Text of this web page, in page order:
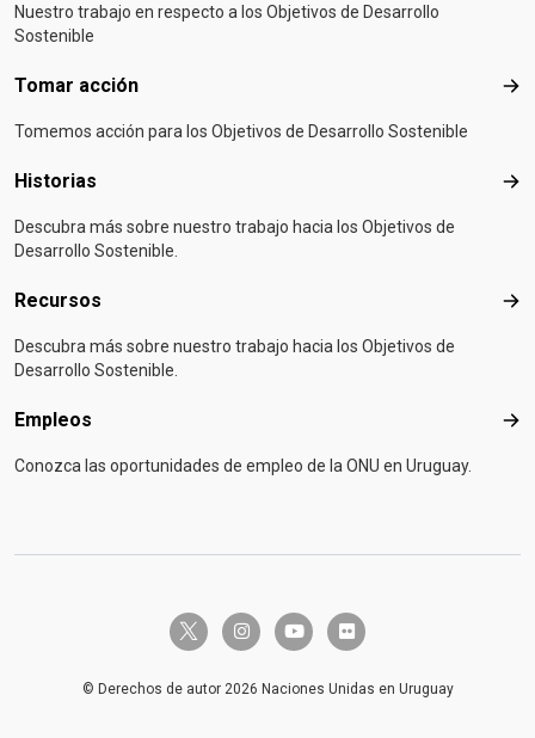
Nuestro trabajo en respecto a los Objetivos de Desarrollo
Sostenible
Tomar acción
Tomemos acción para los Objetivos de Desarrollo Sostenible
Historias
Descubra más sobre nuestro trabajo hacia los Objetivos de
Desarrollo Sostenible.
Recursos
Descubra más sobre nuestro trabajo hacia los Objetivos de
Desarrollo Sostenible.
Empleos
Conozca las oportunidades de empleo de la ONU en Uruguay.
twitter-x instagramyoutube flickr
© Derechos de autor 2026 Naciones Unidas en Uruguay